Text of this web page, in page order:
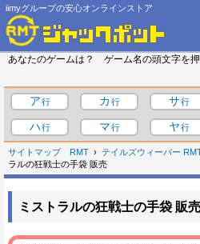
iimyグループの安心オンラインストア
あなたのゲームは？ ゲーム名の頭文字を押
ア
カ サ
ハ
マ ヤ
サイトマップ RMT テイルズウィーバー
ラルの狂戦士の手袋 販売
ミストラルの狂戦士の手袋 販売